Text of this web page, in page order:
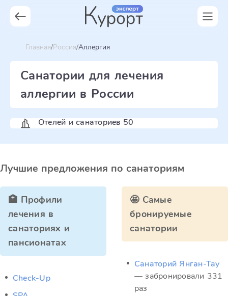
Главная Россия Аллергия
Санатории для лечения
аллергии в России
Отелей и санаториев 50
Лучшие предложения по санаториям
🏥 Профили
лечения в
санаториях и
пансионатах
Check-Up
🤩 Самые
бронируемые
санатории
Санаторий Янган-Тау
— забронировали 331
раз